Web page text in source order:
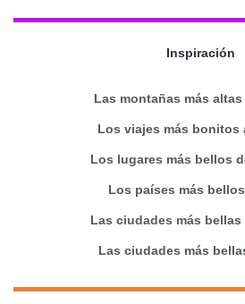
Inspiración
Las montañas más
Los viajes más bonitos
Los lugares más bellos
Los países más
Las ciudades más bellas
Las ciudades más